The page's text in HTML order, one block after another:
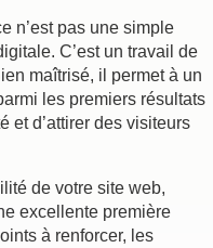
n’est pas une simple
C’est un travail de
maîtrisé, il permet à un
les premiers résultats
et d’attirer des visiteurs
de votre site web,
excellente première
à renforcer, les